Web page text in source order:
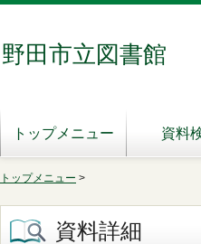
野田市立図書館
トップメニュー 資料
トップメニュー >
資料詳細